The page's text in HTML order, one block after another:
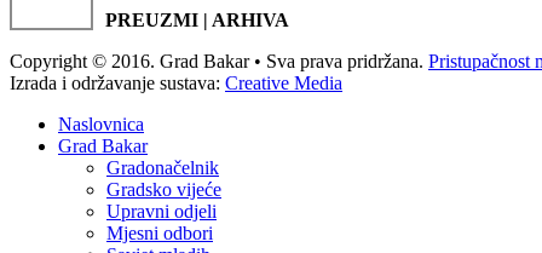
PREUZMI | ARHIVA
Copyright © 2016. Grad Bakar • Sva prava pridržana. Pristupačnost
Izrada i održavanje sustava: Creative Media
Naslovnica
Grad Bakar
Gradonačelnik
Gradsko vijeće
Upravni odjeli
Mjesni odbori